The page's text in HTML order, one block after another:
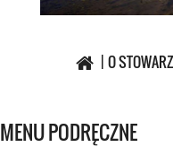
O
MENU PODRĘCZNE